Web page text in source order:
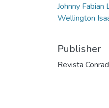
Johnny Fabian
Wellington
Publisher
Revista